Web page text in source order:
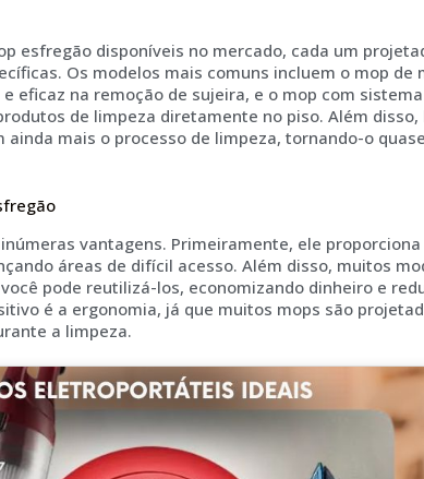
esfregão disponíveis no mercado, cada um
Os modelos mais comuns incluem o mop de
eficaz na remoção de sujeira, e o mop com
de limpeza diretamente no piso. Além disso,
mais o processo de limpeza, tornando-o quase
vantagens. Primeiramente, ele proporciona
áreas de difícil acesso. Além disso, muitos
pode reutilizá-los, economizando dinheiro e
é a ergonomia, já que muitos mops são
a limpeza.